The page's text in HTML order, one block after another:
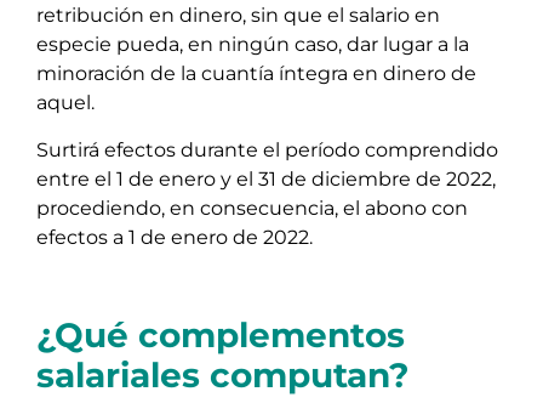
retribución en dinero, sin que el salario en
especie pueda, en ningún caso, dar lugar a la
minoración de la cuantía íntegra en dinero de
aquel.
Surtirá efectos durante el período comprendido
entre el 1 de enero y el 31 de diciembre de 2022,
procediendo, en consecuencia, el abono con
efectos a 1 de enero de 2022.
¿Qué complementos
salariales computan?